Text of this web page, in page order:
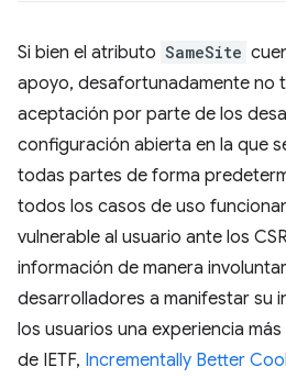
Si bien el atributo SameSite
apoyo, desafortunadamente no
aceptación por parte de los
configuración abierta en la que
todas partes de forma
todos los casos de uso
vulnerable al usuario ante los
información de manera
desarrolladores a manifestar su
los usuarios una experiencia
de IETF, Incrementally Better